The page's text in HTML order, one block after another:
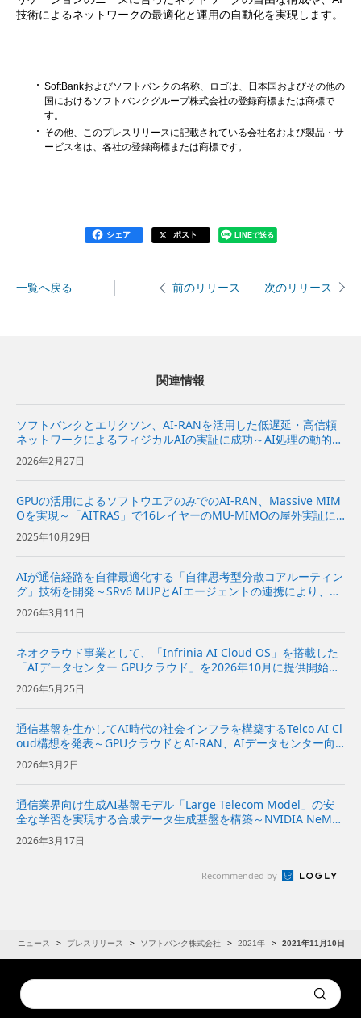
技術によるネットワークの最適化と運用の自動化を実現します。
SoftBankおよびソフトバンクの名称、ロゴは、日本国およびその他の
国におけるソフトバンクグループ株式会社の登録商標または商標で
す。
その他、このプレスリリースに記載されている会社名および製品・サ
ービス名は、各社の登録商標または商標です。
シェア ポスト LINEで送る
一覧へ戻る 前のリリース 次のリリース
関連情報
ソフトバンクとエリクソン、AI-RANを活用した低遅延・高信頼
ネットワークによるフィジカルAIの実証に成功～AI処理の動的な
オフロードと通信ネットワークの最適化により、安定したフィジ
カルAIを実現～
2026年2月27日
GPUの活用によるソフトウエアのみでのAI-RAN、Massive MIM
Oを実現～「AITRAS」で16レイヤーのMU-MIMOの屋外実証に
成功～
2025年10月29日
AIが通信経路を自律最適化する「自律思考型分散コアルーティン
グ」技術を開発～SRv6 MUPとAIエージェントの連携により、効
率性と低遅延を両立～
2026年3月11日
ネオクラウド事業として、「Infrinia AI Cloud OS」を搭載した
「AIデータセンター GPUクラウド」を2026年10月に提供開始～
AIモデルの開発から推論、データ処理までの幅広いAIワークロー
ドを効率的かつ柔軟に実行可能～ ...
2026年5月25日
通信基盤を生かしてAI時代の社会インフラを構築するTelco AI Cl
oud構想を発表～GPUクラウドとAI-RAN、AIデータセンター向
けソフトウエアを統合し、AIインフラプロバイダーを目指す～
2026年3月2日
通信業界向け生成AI基盤モデル「Large Telecom Model」の安
全な学習を実現する合成データ生成基盤を構築～NVIDIA NeMo
Safe Synthesizerを活用して、データ品質の保持と情報保護を両
立～ | 企業・IR ...
2026年3月17日
Recommended by
ニュース プレスリリース ソフトバンク株式会社 2021年 2021年11月10日
Conduct
a
Submit